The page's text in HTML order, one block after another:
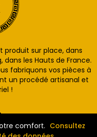
produit sur place, dans
les Hauts de France.
fabriquons vos pièces à
un procédé artisanal et
!
comfort. Consultez